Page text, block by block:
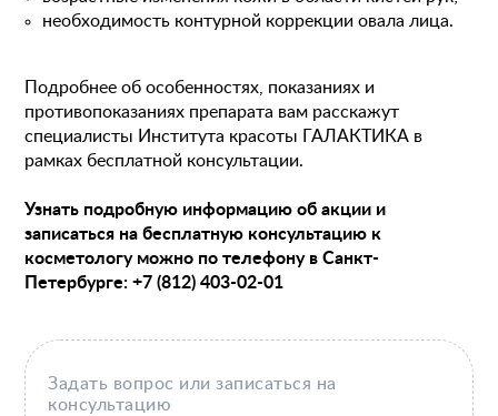
Пластические операции
Пациентам пластической хирургии
Анализы перед операцией
Отделение пластической хирургии
Процедуры Врачи-косметологи
Пациентам косметологии Оборудование
До и после косметологии
необходимость контурной коррекции овала лица.
Подробнее об особенностях, показаниях и
противопоказаниях препарата вам расскажут
специалисты Института красоты ГАЛАКТИКА в
рамках бесплатной консультации.
Узнать подробную информацию об акции и
записаться на бесплатную консультацию к
косметологу можно по телефону в Санкт-
Петербурге: +7 (812) 403-02-01​
Задать вопрос или записаться на
консультацию